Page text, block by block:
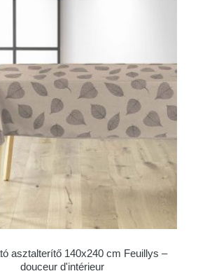
asztalterítő 140x240 cm Feuillys –
douceur d'intérieur